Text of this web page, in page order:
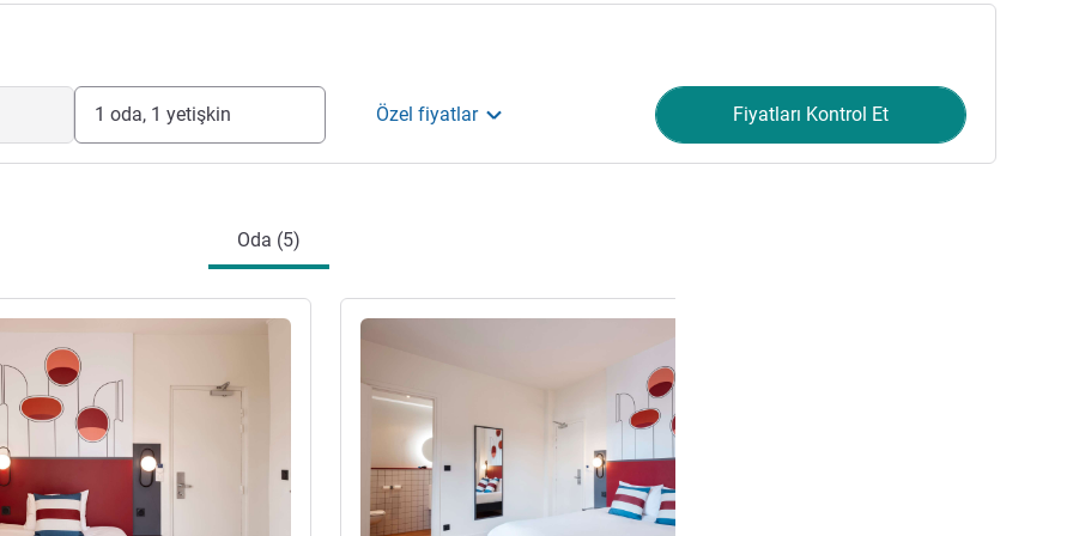
1 oda, 1 yetişkin Özel fiyatlar Fiyatları Kontrol Et
Oda (5)
Ayrıntıları göster